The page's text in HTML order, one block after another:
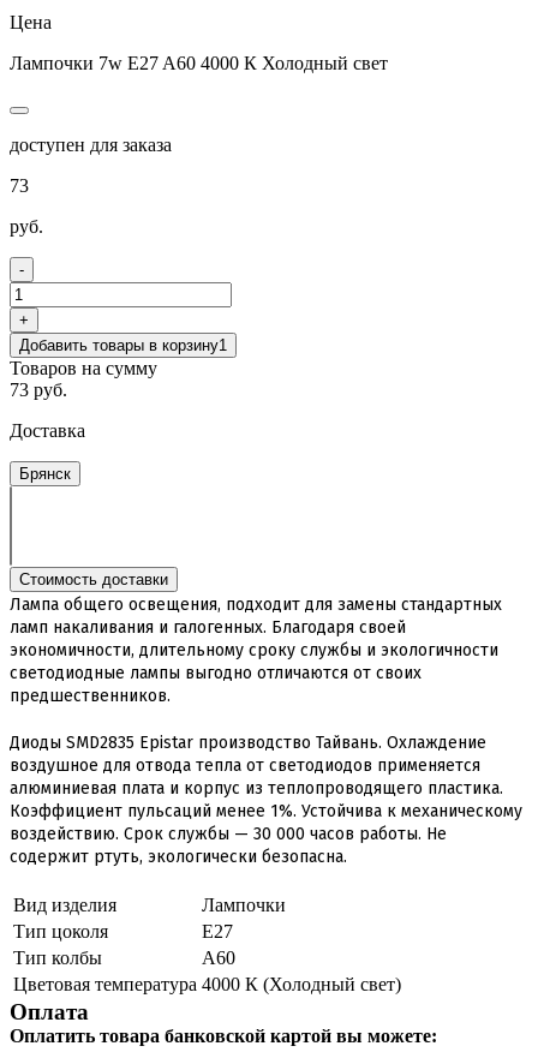
Цена
Лампочки 7w E27 A60 4000 К Холодный свет
доступен для заказа
73
руб.
-
+
Добавить товары в корзину1
Товаров на сумму
73 руб.
Доставка
Брянск
Стоимость доставки
Лампа общего освещения, подходит для замены стандартных
ламп накаливания и галогенных. Благодаря своей
экономичности, длительному сроку службы и экологичности
светодиодные лампы выгодно отличаются от своих
предшественников.
Диоды SMD2835 Epistar производство Тайвань. Охлаждение
воздушное для отвода тепла от светодиодов применяется
алюминиевая плата и корпус из теплопроводящего пластика.
Коэффициент пульсаций менее 1%. Устойчива к механическому
воздействию. Срок службы — 30 000 часов работы. Не
содержит ртуть, экологически безопасна.
Вид изделия
Лампочки
Тип цоколя
Е27
Тип колбы
A60
Цветовая температура 4000 К (Холодный свет)
Оплата
Оплатить товара банковской картой вы можете: